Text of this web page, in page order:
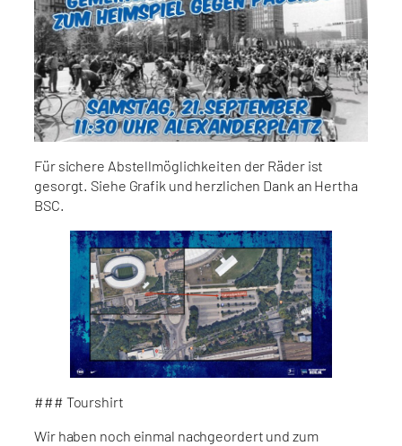
Für sichere Abstellmöglichkeiten der Räder ist
gesorgt. Siehe Grafik und herzlichen Dank an Hertha
BSC.
### Tourshirt
Wir haben noch einmal nachgeordert und zum